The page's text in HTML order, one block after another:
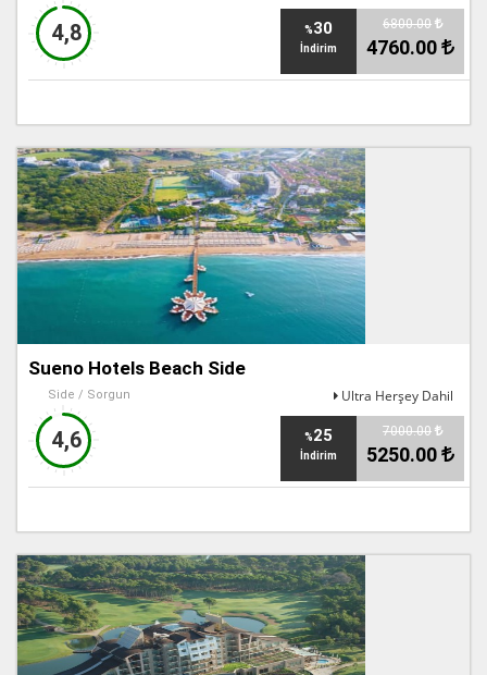
4,8 %30
İndirim
6800.00
4760.00
Sueno Hotels Beach Side
Side / Sorgun Ultra Herşey Dahil
4,6 %25
İndirim
7000.00
5250.00